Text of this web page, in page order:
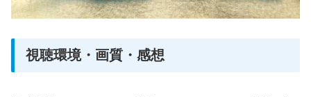
視聴環境・画質・感想